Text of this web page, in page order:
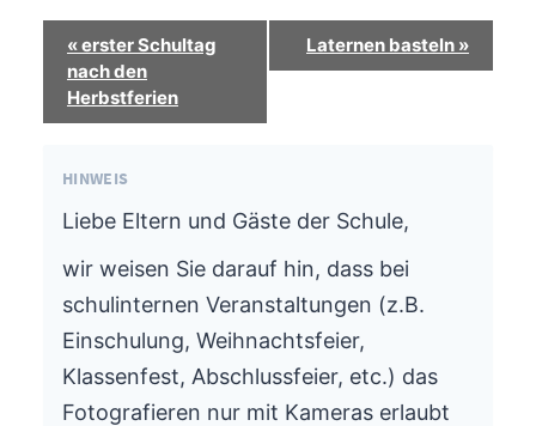
Termin-
Navigation
«erster Schultag
nach den
Herbstferien
Laternen basteln »
HINWEIS
Liebe Eltern und Gäste der Schule,
wir weisen Sie darauf hin, dass bei
schulinternen Veranstaltungen (z.B.
Einschulung, Weihnachtsfeier,
Klassenfest, Abschlussfeier, etc.) das
Fotografieren nur mit Kameras erlaubt